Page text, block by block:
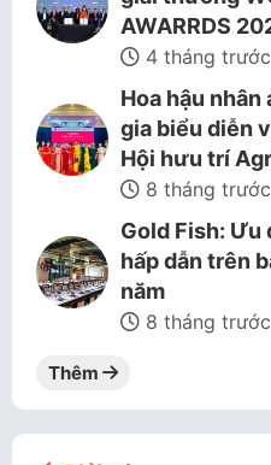
AWARRDS
4 tháng trước
Hoa hậu nhân
gia biểu diễn
Hội hưu trí
8 tháng trước
Gold Fish: Ưu
hấp dẫn trên
năm
8 tháng trước
Thêm